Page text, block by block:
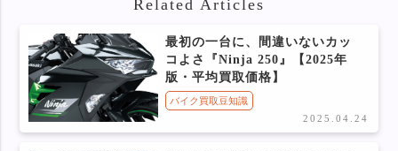
Related Articles
最初の一台に、間違いないカッ
コよさ『Ninja 250』【2025年
版・平均買取価格】
バイク買取豆知識
2025.04.24